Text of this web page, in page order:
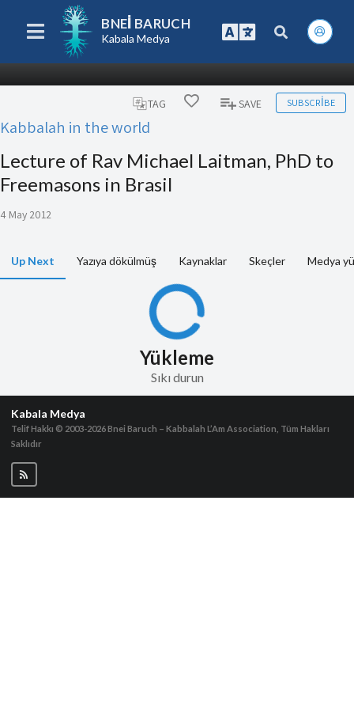
BNEI BARUCH
Kabala Medya
TAG SAVE SUBSCRIBE
Kabbalah in the world
Lecture of Rav Michael Laitman, PhD to
Freemasons in Brasil
4 May 2012
Up Next Yazıya dökülmüş Kaynaklar Skeçler Medya
Yükleme
Sıkı durun
Kabala Medya
Telif Hakkı © 2003-2026Bnei Baruch – Kabbalah L’Am Association, Tüm Hakları
Saklıdır